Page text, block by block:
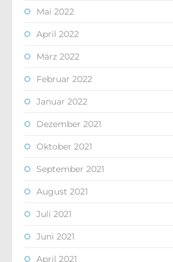
Mai 2022
April 2022
März 2022
Februar 2022
Januar 2022
Dezember 2021
Oktober 2021
September 2021
August 2021
Juli 2021
Juni 2021
April 2021